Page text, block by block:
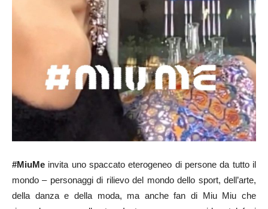
#MiuMe invita uno spaccato eterogeneo di persone da tutto il
mondo – personaggi di rilievo del mondo dello sport, dell’arte,
della danza e della moda, ma anche fan di Miu Miu che